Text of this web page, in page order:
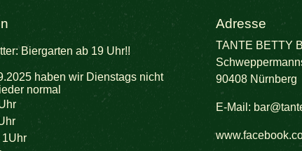
Biergarten ab 19 Uhr!!
haben wir Dienstags nicht
normal
1Uhr
Adresse
TANTE BETTY
90408 Nürnberg
E-Mail: